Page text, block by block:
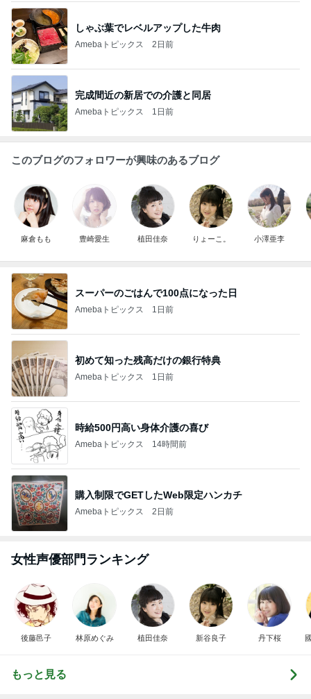
しゃぶ葉でレベルアップした牛肉
Amebaトピックス 2日前
完成間近の新居での介護と同居
Amebaトピックス 1日前
このブログのフォロワーが興味のあるブログ
麻倉もも 豊崎愛生 植田佳奈 りょーこ。 小澤亜李
スーパーのごはんで100点になった日
Amebaトピックス 1日前
初めて知った残高だけの銀行特典
Amebaトピックス 1日前
時給500円高い身体介護の喜び
Amebaトピックス 14時間前
購入制限でGETしたWeb限定ハンカチ
Amebaトピックス 2日前
女性声優部門ランキング
後藤邑子 林原めぐみ 植田佳奈 新谷良子 丹下桜
もっと見る